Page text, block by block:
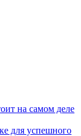
на самом деле
для успешного